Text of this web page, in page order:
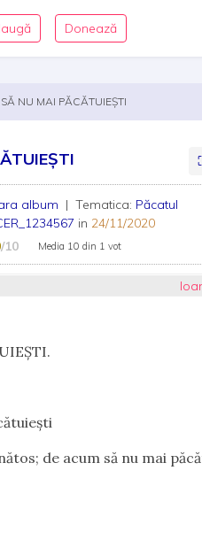
Donează
NU MAI PĂCĂTUIEȘTI
album | Tematica: Păcatul
in 24/11/2020
/10 Media 10 din 1 vot
de acum să nu mai